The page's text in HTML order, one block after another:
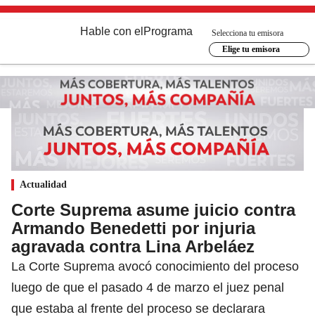
Hable con el Programa
Selecciona tu emisora
Elige tu emisora
Actualidad
Corte Suprema asume juicio contra
Armando Benedetti por injuria
agravada contra Lina Arbeláez
La Corte Suprema avocó conocimiento del proceso
luego de que el pasado 4 de marzo el juez penal
que estaba al frente del proceso se declarara